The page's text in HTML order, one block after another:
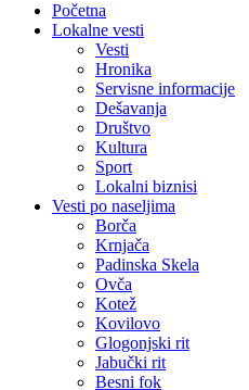
Početna
Lokalne vesti
Vesti
Hronika
Servisne informacije
Dešavanja
Društvo
Kultura
Sport
Lokalni biznisi
Vesti po naseljima
Borča
Krnjača
Padinska Skela
Ovča
Kotež
Kovilovo
Glogonjski rit
Jabučki rit
Besni fok